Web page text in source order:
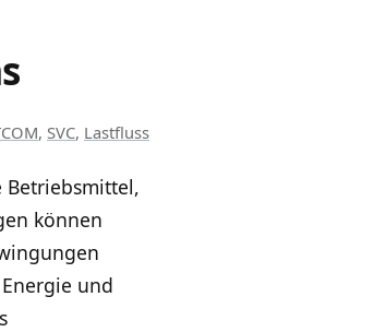
, SVC, Lastfluss
Betriebsmittel,
können
und